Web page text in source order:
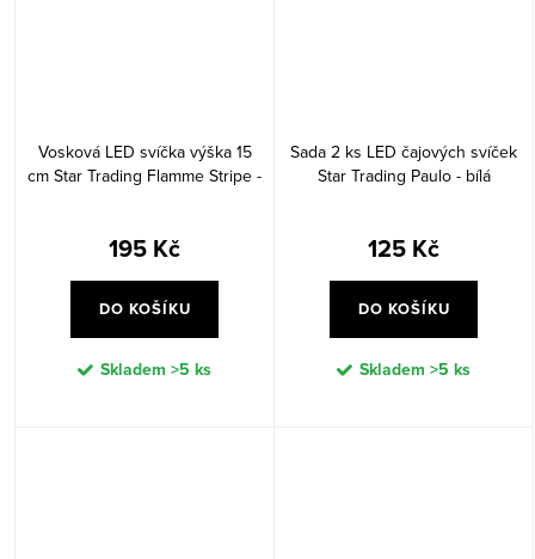
Vosková LED svíčka výška 15
cm Star Trading Flamme Stripe -
195 Kč
DO KOŠÍKU
Skladem >5 ks
Sada 2 ks LED čajových svíček
Star Trading Paulo - bílá
125 Kč
DO KOŠÍKU
Skladem >5 ks